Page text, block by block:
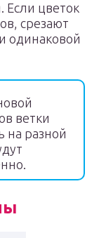
Если цветок
срезают
одинаковой
ветки
на разной